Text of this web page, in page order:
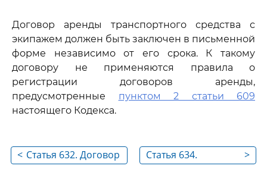
Договор аренды транспортного средства с
экипажем должен быть заключен в письменной
форме независимо от его срока. К такому
договору не применяются правила о
регистрации договоров аренды,
предусмотренные пунктом 2 статьи 609
настоящего Кодекса.
< Статья 632. Договор
>
Статья 634.